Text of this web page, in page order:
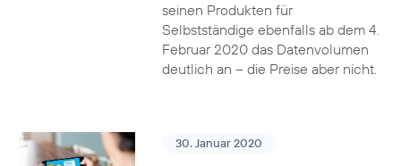
seinen Produkten für
Selbstständige ebenfalls ab dem 4.
Februar 2020 das Datenvolumen
deutlich an – die Preise aber nicht.
30. Januar 2020